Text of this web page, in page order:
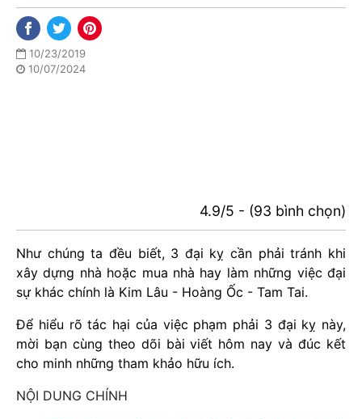
10/23/2019
10/07/2024
4.9/5 - (93 bình chọn)
Như chúng ta đều biết, 3 đại kỵ cần phải tránh khi
xây dựng nhà hoặc mua nhà hay làm những việc đại
sự khác chính là Kim Lâu - Hoàng Ốc - Tam Tai.
Để hiểu rõ tác hại của việc phạm phải 3 đại kỵ này,
mời bạn cùng theo dõi bài viết hôm nay và đúc kết
cho minh những tham khảo hữu ích.
NỘI DUNG CHÍNH